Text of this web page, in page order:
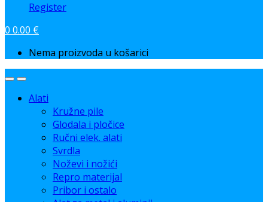
Register
0 0.00 €
Nema proizvoda u košarici
Alati
Kružne pile
Glodala i pločice
Ručni elek. alati
Svrdla
Noževi i nožići
Repro materijal
Pribor i ostalo